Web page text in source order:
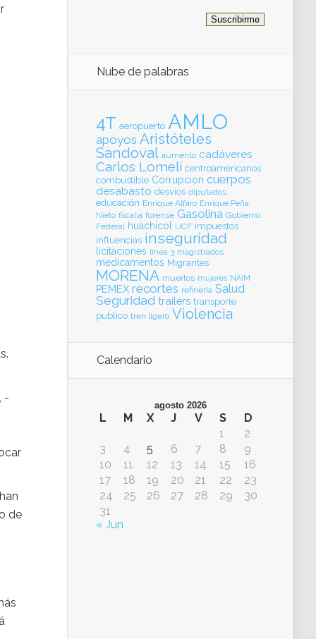
-
de
Nube de palabras
4T aeropuerto AMLO
apoyos Aristóteles
Sandoval aumento cadáveres
Carlos Lomelí centroamericanos
combustible Corrupcion cuerpos
desabasto desvíos diputados
educación Enrique Alfaro Enrique Peña
Nieto fiscalia forense Gasolina Gobierno
Federal huachicol IJCF impuestos
influencias inseguridad
licitaciones línea 3 magistrados
medicamentos Migrantes
MORENA muertos mujeres NAIM
PEMEX recortes refinería Salud
Seguridad trailers transporte
publico tren ligero Violencia
Calendario
agosto 2026
L M X J V S
D
1
2
3
4 5 6 7 8
9
10
11 12 13 14 15
16
17
18 19 20 21 22
23
24
25 26 27 28 29
30
31
« Jun